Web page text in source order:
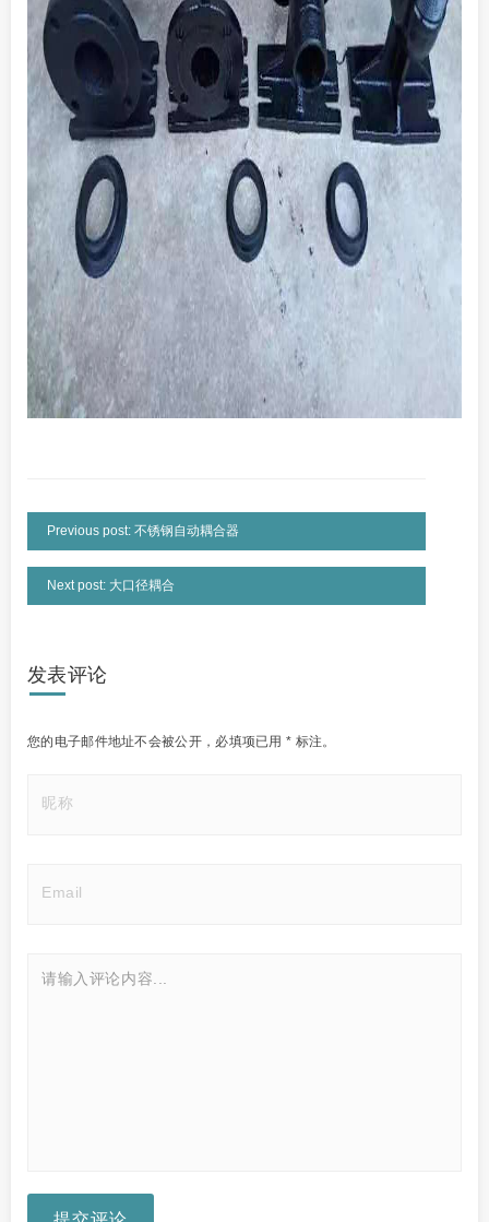
Previous post: 不锈钢自动耦合器
Next post: 大口径耦合
发表评论
您的电子邮件地址不会被公开， 必填项已用* 标注。